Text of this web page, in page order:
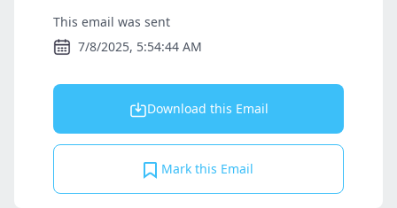
This email was sent
7/8/2025, 5:54:44 AM
Download this Email
Mark this Email